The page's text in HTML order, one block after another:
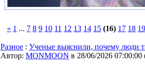
« 1 ... 7 8 9 10 11 12 13 14 15 (16) 17 18 19
Разное : Ученые выяснили, почему люди
Автор: MONMOON в 28/06/2026 07:00:00